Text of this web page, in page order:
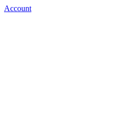
Account